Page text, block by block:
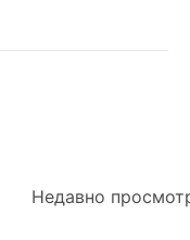
Недавно